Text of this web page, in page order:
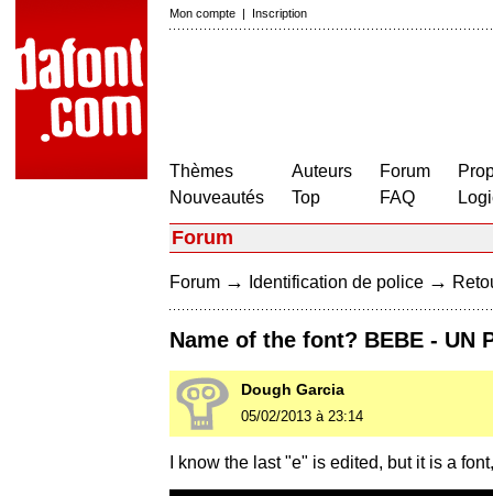
Mon compte | Inscription
Thèmes
Nouveautés
Auteurs
Top
Forum
FAQ
Forum
Forum → Identification de police →
Name of the font? BEBE - UN
Dough Garcia
05/02/2013 à 23:14
I know the last "e" is edited, but it is a